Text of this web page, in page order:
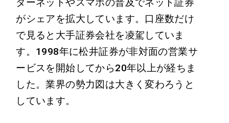
ターネットやスマホの普及でネット証券
がシェアを拡大しています。口座数だけ
で見ると大手証券会社を凌駕していま
す。1998年に松井証券が非対面の営業サ
ービスを開始してから20年以上が経ちま
した。業界の勢力図は大きく変わろうと
しています。